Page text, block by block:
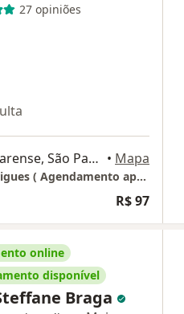
27 opiniões
Rua Catulo da Paixão Cearense, São Paulo • Mapa
Maria Lúcia Frateschi Rodrigues ( Agendamento apenas online)
R$ 97
online
disponível
Braga